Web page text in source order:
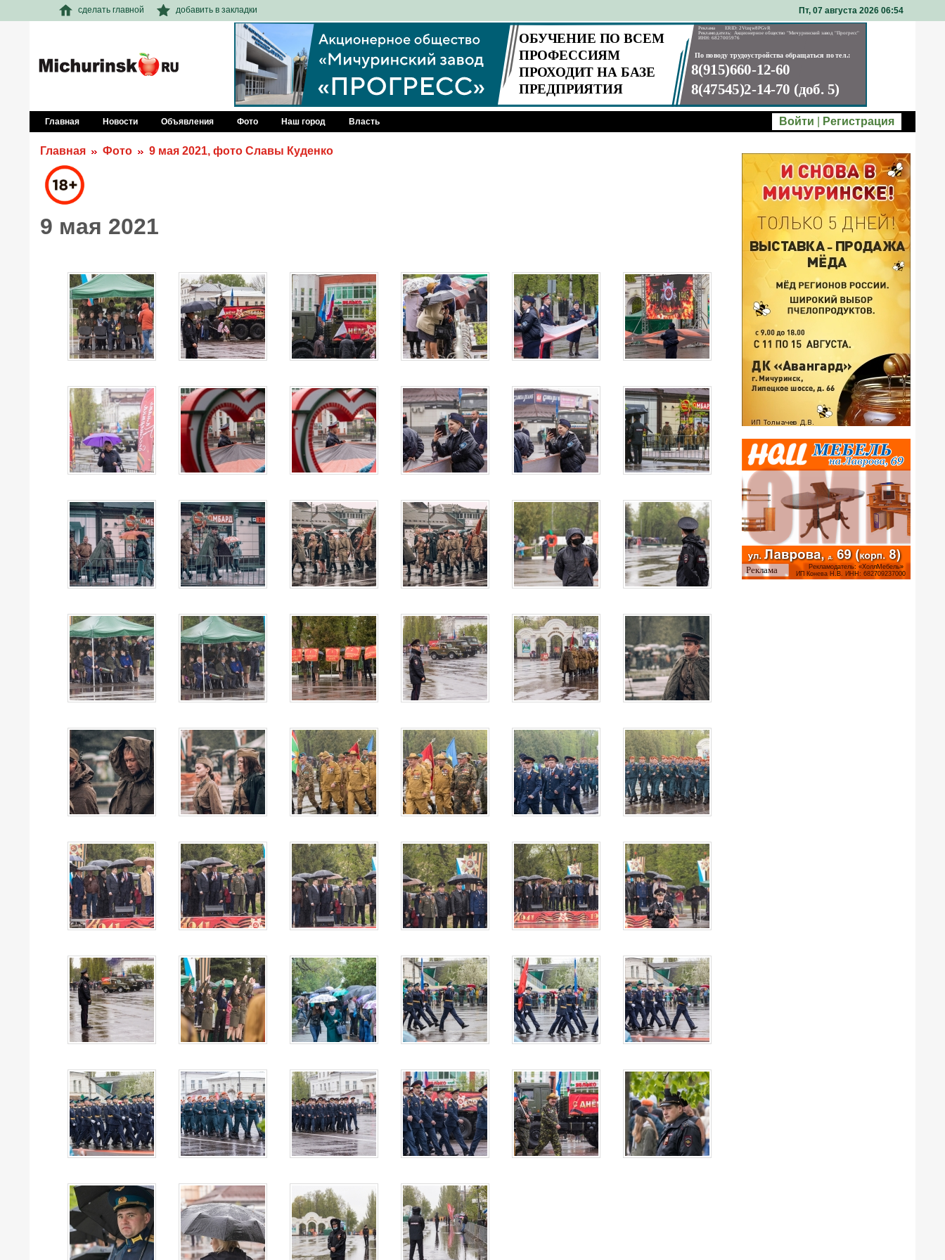
сделать главной добавить в закладки Пт, 07 августа 2026 06:54
Главная Новости Объявления Фото Наш город Власть Войти Регистрация
Главная Фото 9 мая 2021, фото Славы Куденко
9 мая 2021